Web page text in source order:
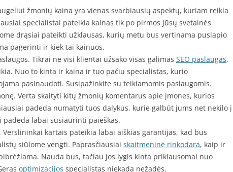
žmonių kaina yra vienas svarbiausių aspektų, kuriam reikia
specialistai pateikia kainas tik po pirmos Jūsų svetainės
drąsiai pateikti užklausas, kurių metu bus vertinama puslapio
pagerinti ir kiek tai kainuos.
Tikrai ne visi klientai užsako visas galimas SEO paslaugas.
Nuo to kinta ir kaina ir tuo pačiu specialistas, kurio
pasinaudoti. Susipažinkite su teikiamomis paslaugomis.
Verta skaityti kitų žmonių komentarus apie įmones, kurios
padeda numatyti tuos dalykus, kurie galbūt jums net nekilo į
padeda labai susiaurinti paieškas.
Verslininkai kartais pateikia labai aiškias garantijas, kad bus
siūlome vengti. Paprasčiausiai skaitmeninė rinkodara, kaip ir
Nauda bus, tačiau jos lygis kinta priklausomai nuo
optimizacijos specialistas niekada nežadės.